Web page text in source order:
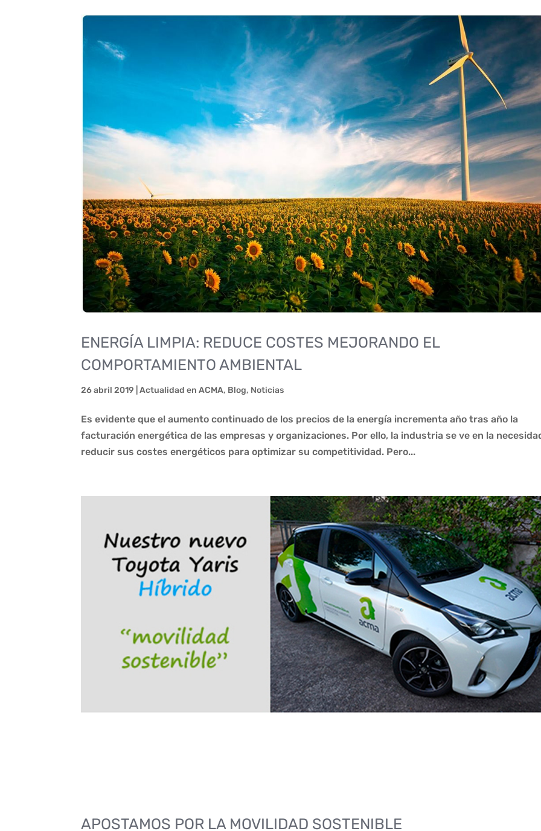
ENERGÍA LIMPIA: REDUCE COSTES MEJORANDO EL
COMPORTAMIENTO AMBIENTAL
26 abril 2019 |Actualidad en ACMA, Blog, Noticias
Es evidente que el aumento continuado de los precios de la energía incrementa año tras año la
facturación energética de las empresas y organizaciones. Por ello, la industria se ve en la
reducir sus costes energéticos para optimizar su competitividad. Pero...
APOSTAMOS POR LA MOVILIDAD SOSTENIBLE